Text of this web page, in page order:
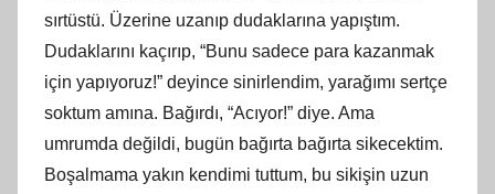
sırtüstü. Üzerine uzanıp dudaklarına yapıştım.
Dudaklarını kaçırıp, “Bunu sadece para kazanmak
için yapıyoruz!” deyince sinirlendim, yarağımı sertçe
soktum amına. Bağırdı, “Acıyor!” diye. Ama
umrumda değildi, bugün bağırta bağırta sikecektim.
Boşalmama yakın kendimi tuttum, bu sikişin uzun